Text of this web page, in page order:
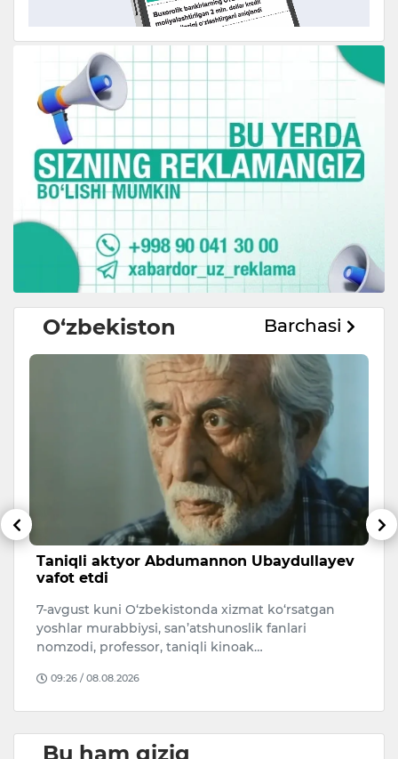
O‘zbekiston Barchasi
Taniqli aktyor Abdumannon Ubaydullayev
vafot etdi
7-avgust kuni O‘zbekistonda xizmat ko‘rsatgan
yoshlar murabbiysi, san’atshunoslik fanlari
nomzodi, professor, taniqli kinoak…
09:26 / 08.08.2026
Bu ham qiziq